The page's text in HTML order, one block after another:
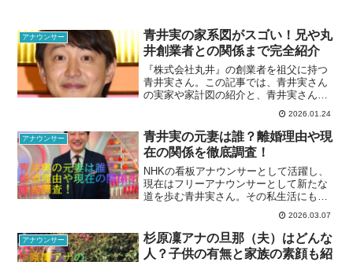
ル、特にバストサイズに関する話題が注
目を集めています。​...
アナウンサー
青井実の家系図がスゴい！兄や丸
井創業者との関係まで完全紹介
『株式会社丸井』の創業者を祖父に持つ
青井実さん。この記事では、青井実さん
の実家や家計図の紹介と、青井実さんの
兄や兄弟についてお伝えしています。
2026.01.24
アナウンサー
青井実の元妻は誰？離婚理由や現
在の関係を徹底調査！
NHKの看板アナウンサーとして活躍し、
現在はフリーアナウンサーとして新たな
道を歩む青井実さん。​その私生活にも注
目が集まっています。​特に、結婚や離婚
に関する情報は多くの人々の関心を引い
ています。​本記事では、青井実さんの元
妻とされる人物に...
2026.03.07
アナウンサー
杉原凜アナの旦那（夫）はどんな
人？子供の有無と家族の素顔も紹